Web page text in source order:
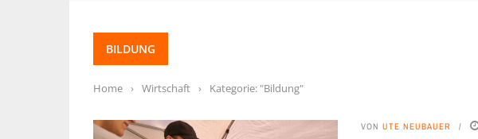
BILDUNG
Home › Wirtschaft › Kategorie: "Bildung"
VON UTE NEUBAUER